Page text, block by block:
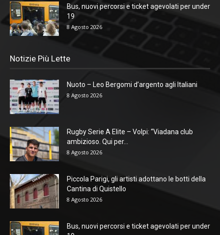
Bus, nuovi percorsi e ticket agevolati per under
19
8 Agosto 2026
Notizie Più Lette
Nuoto – Leo Bergomi d’argento agli Italiani
8 Agosto 2026
Rugby Serie A Elite – Volpi: “Viadana club
ambizioso. Qui per...
8 Agosto 2026
Piccola Parigi, gli artisti adottano le botti della
Cantina di Quistello
8 Agosto 2026
Bus, nuovi percorsi e ticket agevolati per under